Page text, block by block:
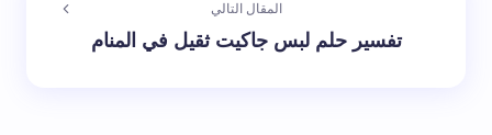
المقال التالي
تفسير حلم لبس جاكيت ثقيل في المنام